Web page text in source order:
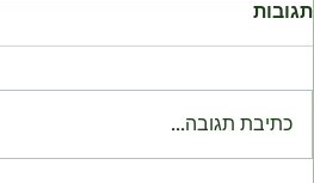
על העיוורון והשוקולד
תגובות
כתיבת תגובה...